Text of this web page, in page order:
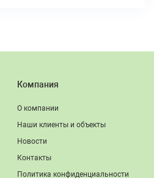
Компания
О компании
Наши клиенты и объекты
Новости
Контакты
Политика конфиденциальности